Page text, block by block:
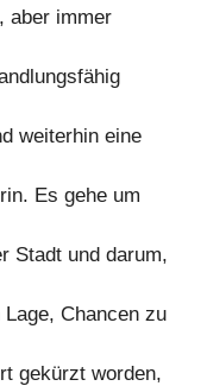
aber immer
weiterhin eine
Es gehe um
Stadt und darum,
Chancen zu
gekürzt worden,